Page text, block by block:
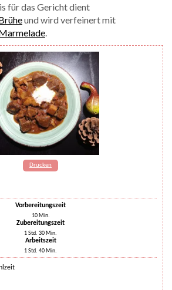
für das Gericht dient
und wird verfeinert mit
Drucken
Vorbereitungszeit
10 Min.
Zubereitungszeit
1 Std. 30 Min.
Arbeitszeit
1 Std. 40 Min.